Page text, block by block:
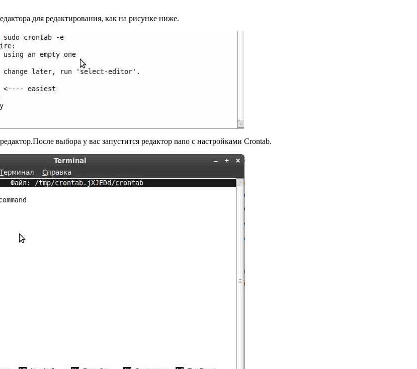
для редактирования, как на рисунке ниже.
выбора у вас запустится редактор nano с настройками Crontab.